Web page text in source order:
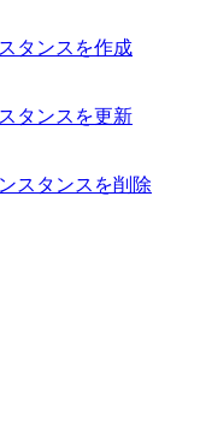
タンスを作成
タンスを更新
スタンスを削除